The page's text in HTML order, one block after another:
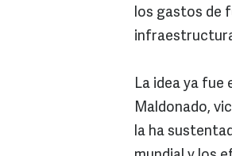
los gastos de
La idea ya fue
Maldonado,
la ha